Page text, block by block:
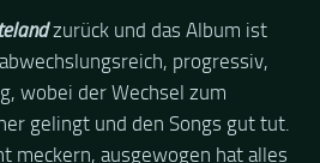
zurück und das Album ist
progressiv,
wobei der Wechsel zum
gelingt und den Songs gut tut.
meckern, ausgewogen hat alles